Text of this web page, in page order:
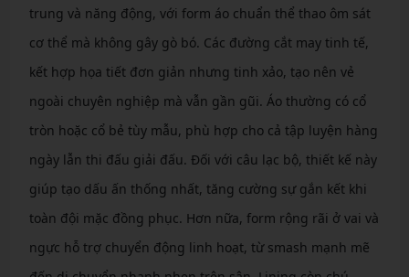
trung và năng động, với form áo chuẩn thể thao ôm sát
cơ thể mà không gây gò bó. Các đường cắt may tinh tế,
kết hợp họa tiết đơn giản nhưng tinh xảo, tạo nên vẻ
ngoài chuyên nghiệp mà vẫn gần gũi. Áo thường có cổ
tròn hoặc cổ bẻ tùy mẫu, phù hợp cho cả tập luyện hàng
ngày lẫn thi đấu giải đấu. Đối với câu lạc bộ, thiết kế này
giúp tạo dấu ấn thống nhất, tăng cường sự gắn kết khi
toàn đội mặc đồng phục. Hơn nữa, form rộng rãi ở vai và
ngực hỗ trợ chuyển động linh hoạt, từ smash mạnh mẽ